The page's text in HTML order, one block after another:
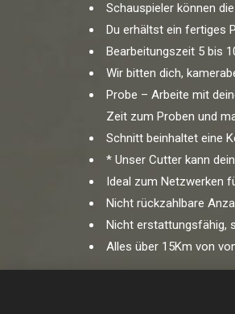
Schauspieler können
Du erhältst ein fertiges
Bearbeitungszeit 5 bis
Wir bitten dich,
Probe – Arbeite mit
Zeit zum Proben und
Schnitt beinhaltet eine
* Unser Cutter kann
Ideal zum Netzwerken
Nicht rückzahlbare
Nicht erstattungsfähig,
Alles über 15Km von